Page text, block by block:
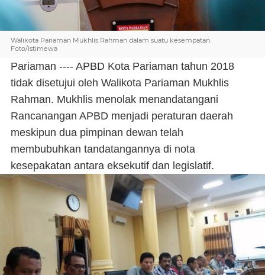
Walikota Pariaman Mukhlis Rahman dalam suatu kesempatan.
Foto/istimewa
Pariaman ---- APBD Kota Pariaman tahun 2018
tidak disetujui oleh Walikota Pariaman Mukhlis
Rahman. Mukhlis menolak menandatangani
Rancanangan APBD menjadi peraturan daerah
meskipun dua pimpinan dewan telah
membubuhkan tandatangannya di nota
kesepakatan antara eksekutif dan legislatif.